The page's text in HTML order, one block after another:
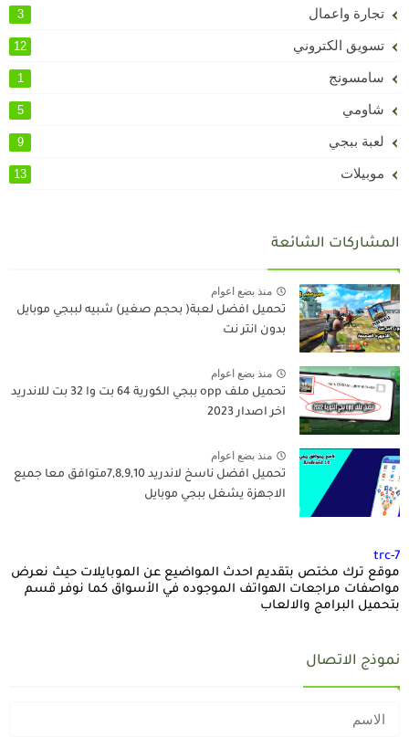
تجارة واعمال 3
تسويق الكتروني 12
سامسونج 1
شاومي 5
لعبة ببجي 9
موبيلات 13
المشاركات الشائعة
منذ بضع اعوام
تحميل افضل لعبة( بحجم صغير) شبيه لببجي موبايل
بدون انتر نت
منذ بضع اعوام
تحميل ملف opp ببجي الكورية 64 بت وا 32 بت للاندريد
اخر اصدار 2023
منذ بضع اعوام
تحميل افضل ناسخ لاندريد 7,8,9,10متوافق معا جميع
الاجهزة يشغل ببجي موبايل
trc-7
موقع ترك مختص بتقديم احدث المواضيع عن الموبايلات حيث نعرض
مواصفات مراجعات الهواتف الموجوده في الأسواق كما نوفر قسم
بتحميل البرامج والالعاب
نموذج الاتصال